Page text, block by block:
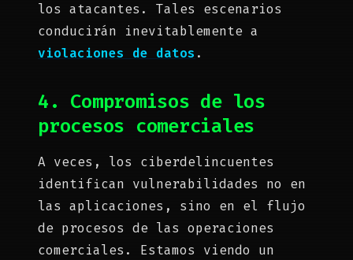
los atacantes. Tales escenarios
conducirán inevitablemente a
violaciones de datos .
4. Compromisos de los
procesos comerciales
A veces, los ciberdelincuentes
identifican vulnerabilidades no en
las aplicaciones, sino en el flujo
de procesos de las operaciones
comerciales. Estamos viendo un